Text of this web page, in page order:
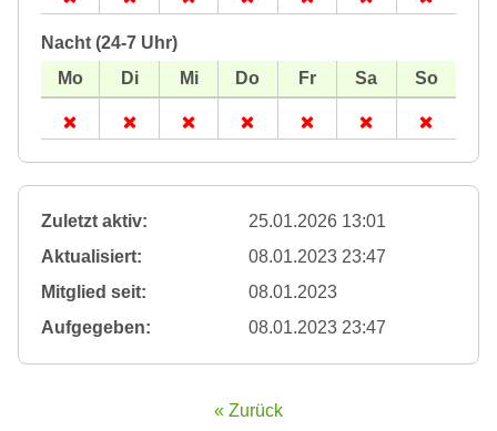
Nacht (24-7 Uhr)
Zuletzt aktiv:
25.01.2026 13:01
Aktualisiert:
08.01.2023 23:47
Mitglied seit:
08.01.2023
Aufgegeben:
08.01.2023 23:47
« Zurück